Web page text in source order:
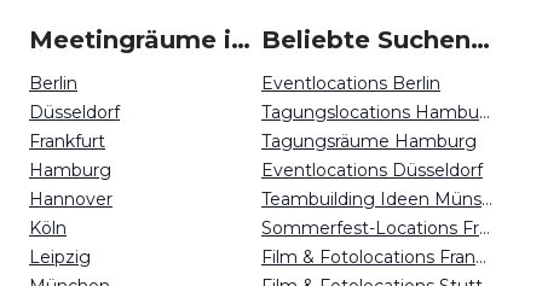
Meetingräume in Deutschland
Berlin
Düsseldorf
Frankfurt
Hamburg
Hannover
Köln
Leipzig
Beliebte Suchen auf Event Inc
Eventlocations Berlin
Tagungslocations Hamburg
Tagungsräume Hamburg
Eventlocations Düsseldorf
Teambuilding Ideen Münster
Sommerfest-Locations Freiburg
Film & Fotolocations Frankfurt